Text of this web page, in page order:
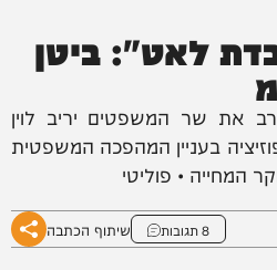
לאט": ביטן
את שר המשפטים יריב לוין
בעניין המהפכה המשפטית
המחייה • פוליטי
8 תגובות שיתוף הכתבה